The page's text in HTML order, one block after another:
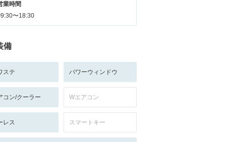
業時間
〜18:30
備
ステ パワーウィンドウ
コン/クーラー Wエアコン
レス スマートキー